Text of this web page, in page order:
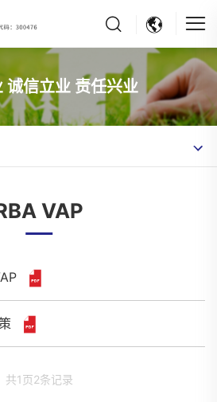
诚信立业 责任兴业
VAP
共1页2条记录